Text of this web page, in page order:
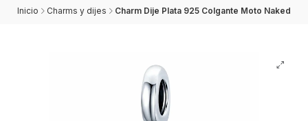
Inicio Charms y dijes Charm Dije Plata 925 Colgante Moto Naked